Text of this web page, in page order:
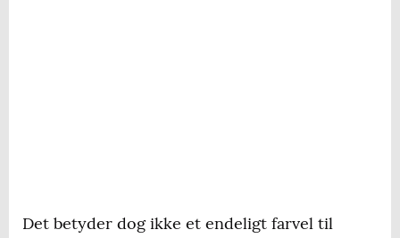
Det betyder dog ikke et endeligt farvel til